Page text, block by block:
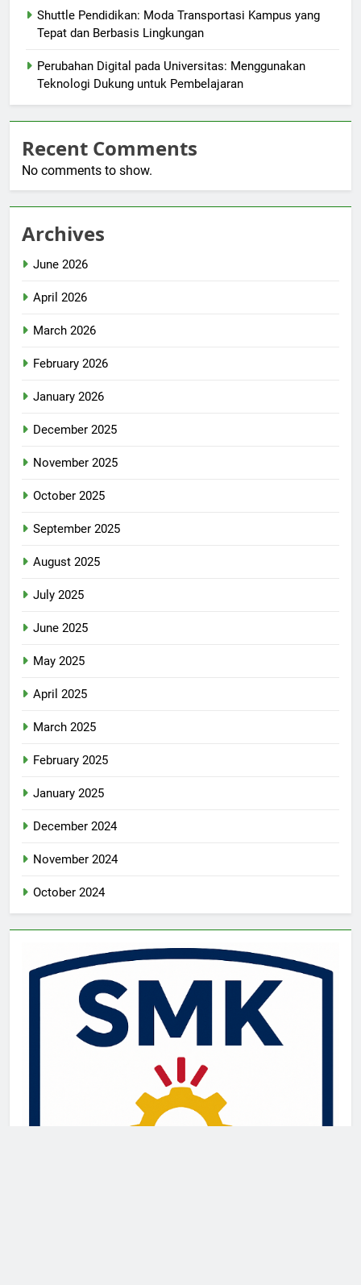
Shuttle Pendidikan: Moda Transportasi Kampus yang
Tepat dan Berbasis Lingkungan
Perubahan Digital pada Universitas: Menggunakan
Teknologi Dukung untuk Pembelajaran
Recent Comments
No comments to show.
Archives
June 2026
April 2026
March 2026
February 2026
January 2026
December 2025
November 2025
October 2025
September 2025
August 2025
July 2025
June 2025
May 2025
April 2025
March 2025
February 2025
January 2025
December 2024
November 2024
October 2024